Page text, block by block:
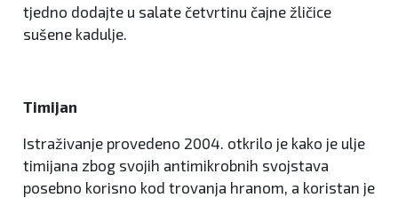
tjedno dodajte u salate četvrtinu čajne žličice
sušene kadulje.
Timijan
Istraživanje provedeno 2004. otkrilo je kako je ulje
timijana zbog svojih antimikrobnih svojstava
posebno korisno kod trovanja hranom, a koristan je